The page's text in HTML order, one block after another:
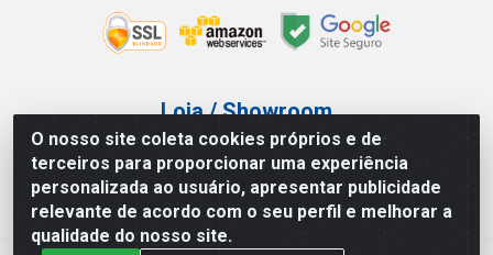
O nosso site coleta cookies próprios e de
terceiros para proporcionar uma experiência
personalizada ao usuário, apresentar publicidade
relevante de acordo com o seu perfil e melhorar a
qualidade do nosso site.
Loja / Showroom
Tel.: (11) 3227-0546
Av Vautier, 587/597 - Pari - São Paulo/SP